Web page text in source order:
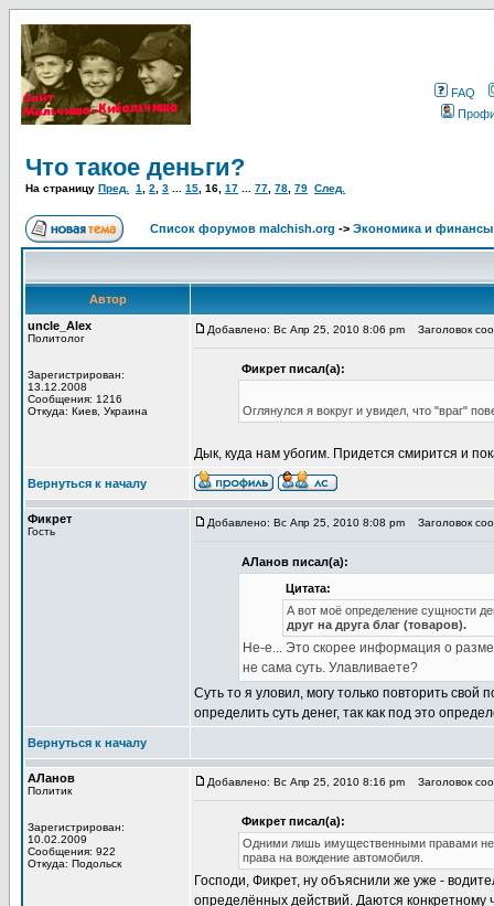
FAQ
Что такое деньги?
На страницу Пред. 1 2 3 15 16 17 77 78 79 След.
Список форумов malchish.org -> Экономика и финансы
Автор
uncle_Alex
Политолог
Зарегистрирован:
13.12.2008
Сообщения: 1216
Откуда: Киев, Украина
Добавлено: Вс Апр 25, 2010 8:06 pm Заголовок
Фикрет писал(а):
Оглянулся я вокруг и увидел, что "враг"
Дык, куда нам убогим. Придется смирится и
Вернуться к началу
Фикрет
Гость
Добавлено: Вс Апр 25, 2010 8:08 pm Заголовок
АЛанов писал(а):
Цитата:
А вот моё определение сущности
друг на друга благ (товаров).
Не-е... Это скорее информация о
не сама суть. Улавливаете?
Суть то я уловил, могу только повторить
определить суть денег, так как под это
Вернуться к началу
АЛанов
Политик
Зарегистрирован:
10.02.2009
Сообщения: 922
Откуда: Подольск
Добавлено: Вс Апр 25, 2010 8:16 pm Заголовок
Фикрет писал(а):
Одними лишь имущественными правами
права на вождение автомобиля.
Господи, Фикрет, ну объяснили же уже -
определённых действий. Даются конкретному